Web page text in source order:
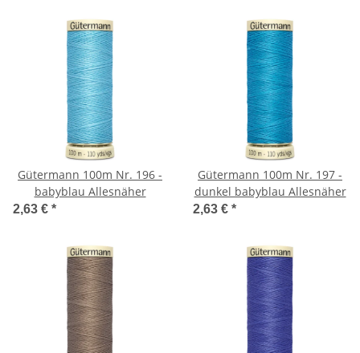
Gütermann 100m Nr. 196 -
babyblau Allesnäher
2,63 € *
Gütermann 100m Nr. 197 -
dunkel babyblau Allesnäher
2,63 € *